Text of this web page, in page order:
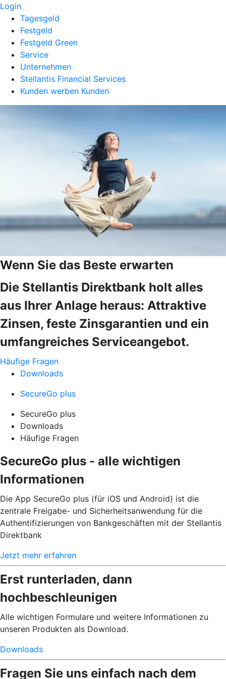
Login
Tagesgeld
Festgeld
Festgeld Green
Service
Unternehmen
Stellantis Financial Services
Kunden werben Kunden
Wenn Sie das Beste erwarten
Die Stellantis Direktbank holt alles
aus Ihrer Anlage heraus: Attraktive
Zinsen, feste Zinsgarantien und ein
umfangreiches Serviceangebot.
Häufige Fragen
Downloads
SecureGo plus
SecureGo plus
Downloads
Häufige Fragen
SecureGo plus - alle wichtigen
Informationen
Die App SecureGo plus (für iOS und Android) ist die
zentrale Freigabe- und Sicherheitsanwendung für die
Authentifizierungen von Bankgeschäften mit der Stellantis
Direktbank
Jetzt mehr erfahren
Erst runterladen, dann
hochbeschleunigen
Alle wichtigen Formulare und weitere Informationen zu
unseren Produkten als Download.
Downloads
Fragen Sie uns einfach nach dem